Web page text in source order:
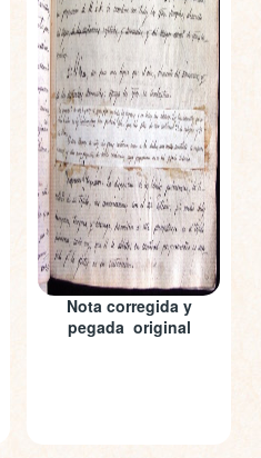
Nota corregida y
pegada original